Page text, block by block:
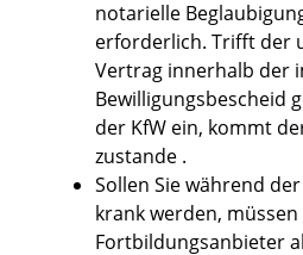
notarielle
erforderlich. Trifft der
Vertrag innerhalb der
Bewilligungsbescheid
der KfW ein, kommt
zustande .
Sollen Sie während
krank werden,
Fortbildungsanbieter